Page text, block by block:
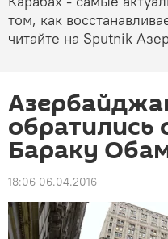
том, как
читайте на Sputnik
обратились
Бараку
18:06 06.04.2016